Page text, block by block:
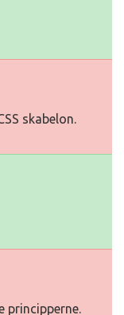
skabelon.
principperne.